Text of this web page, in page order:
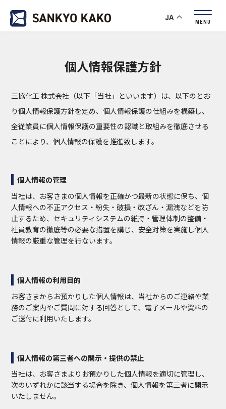
JA MENU
個人情報保護方針
三協化工 株式会社（以下「当社」といいます）は、以下のとお
り個人情報保護方針を定め、個人情報保護の仕組みを構築し、
全従業員に個人情報保護の重要性の認識と取組みを徹底させる
ことにより、個人情報の保護を推進致します。
個人情報の管理
当社は、お客さまの個人情報を正確かつ最新の状態に保ち、個
人情報への不正アクセス・紛失・破損・改ざん・漏洩などを防
止するため、セキュリティシステムの維持・管理体制の整備・
社員教育の徹底等の必要な措置を講じ、安全対策を実施し個人
情報の厳重な管理を行ないます。
個人情報の利用目的
お客さまからお預かりした個人情報は、当社からのご連絡や業
務のご案内やご質問に対する回答として、電子メールや資料の
ご送付に利用いたします。
個人情報の第三者への開示・提供の禁止
当社は、お客さまよりお預かりした個人情報を適切に管理し、
次のいずれかに該当する場合を除き、個人情報を第三者に開示
いたしません。